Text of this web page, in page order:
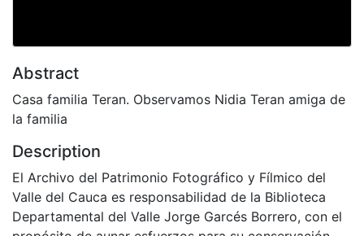
Abstract
Casa familia Teran. Observamos Nidia Teran amiga de
la familia
Description
El Archivo del Patrimonio Fotográfico y Fílmico del
Valle del Cauca es responsabilidad de la Biblioteca
Departamental del Valle Jorge Garcés Borrero, con el